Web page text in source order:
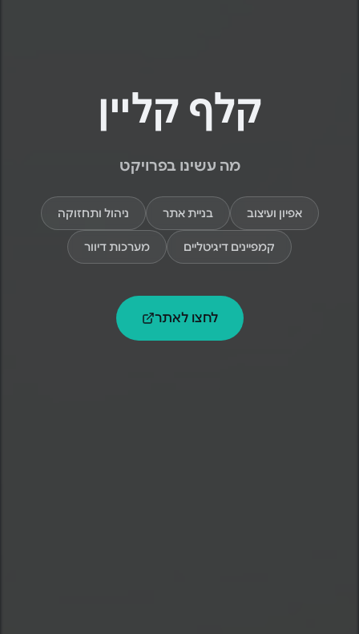
קלף קליין
מה עשינו בפרויקט
אפיון ועיצוב בניית אתר ניהול ותחזוקה
קמפיינים דיגיטליים מערכות דיוור
לחצו לאתר